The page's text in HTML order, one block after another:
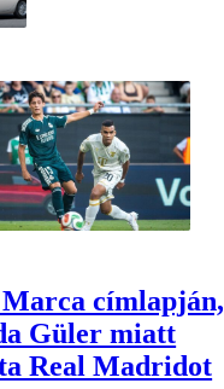
címlapján,
Güler miatt
Real Madridot